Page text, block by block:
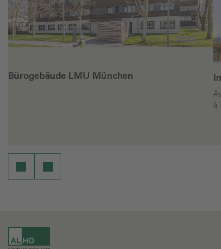
Bürogebäude LMU München
à